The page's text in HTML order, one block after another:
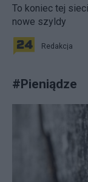
To koniec tej
nowe szyldy
Redakcja
#Pieniądze